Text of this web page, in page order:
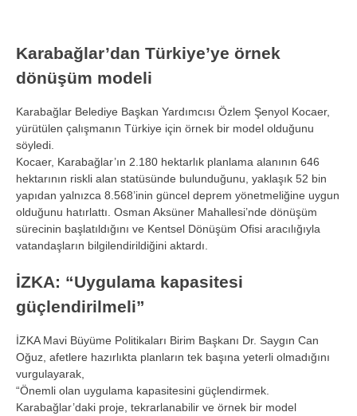
Karabağlar’dan Türkiye’ye örnek
dönüşüm modeli
Karabağlar Belediye Başkan Yardımcısı Özlem Şenyol Kocaer,
yürütülen çalışmanın Türkiye için örnek bir model olduğunu
söyledi.
Kocaer, Karabağlar’ın 2.180 hektarlık planlama alanının 646
hektarının riskli alan statüsünde bulunduğunu, yaklaşık 52 bin
yapıdan yalnızca 8.568’inin güncel deprem yönetmeliğine uygun
olduğunu hatırlattı. Osman Aksüner Mahallesi’nde dönüşüm
sürecinin başlatıldığını ve Kentsel Dönüşüm Ofisi aracılığıyla
vatandaşların bilgilendirildiğini aktardı.
İZKA: “Uygulama kapasitesi
güçlendirilmeli”
İZKA Mavi Büyüme Politikaları Birim Başkanı Dr. Saygın Can
Oğuz, afetlere hazırlıkta planların tek başına yeterli olmadığını
vurgulayarak,
“Önemli olan uygulama kapasitesini güçlendirmek.
Karabağlar’daki proje, tekrarlanabilir ve örnek bir model